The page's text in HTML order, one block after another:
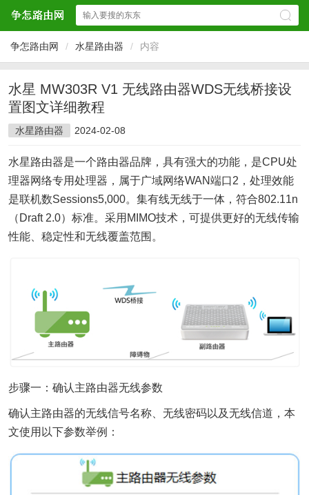
争怎路由网 / 水星路由器 / 内容
水星 MW303R V1 无线路由器WDS无线桥接设
置图文详细教程
水星路由器 2024-02-08
水星路由器是一个路由器品牌，具有强大的功能，是CPU处
理器网络专用处理器，属于广域网络WAN端口2，处理效能
是联机数Sessions5,000。集有线无线于一体，符合802.11n
（Draft 2.0）标准。采用MIMO技术，可提供更好的无线传输
性能、稳定性和无线覆盖范围。
步骤一：确认主路由器无线参数
确认主路由器的无线信号名称、无线密码以及无线信道，本
文使用以下参数举例：